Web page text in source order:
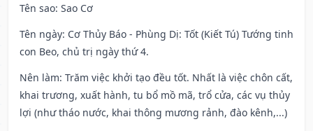
Tên sao: Sao Cơ
Tên ngày: Cơ Thủy Báo - Phùng Dị: Tốt (Kiết Tú) Tướng tinh
con Beo, chủ trị ngày thứ 4.
Nên làm: Trăm việc khởi tạo đều tốt. Nhất là việc chôn cất,
khai trương, xuất hành, tu bổ mồ mã, trổ cửa, các vụ thủy
lợi (như tháo nước, khai thông mương rảnh, đào kênh,...)